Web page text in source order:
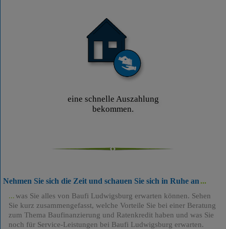
eine schnelle Auszahlung
bekommen.
Nehmen Sie sich die Zeit und schauen Sie sich in Ruhe an
was Sie alles von Baufi Ludwigsburg erwarten können. Sehen
Sie kurz zusammengefasst, welche Vorteile Sie bei einer Beratung
zum Thema Baufinanzierung und Ratenkredit haben und was Sie
noch für Service-Leistungen bei Baufi Ludwigsburg erwarten.